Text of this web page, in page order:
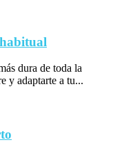
dura de toda la
y adaptarte a tu...